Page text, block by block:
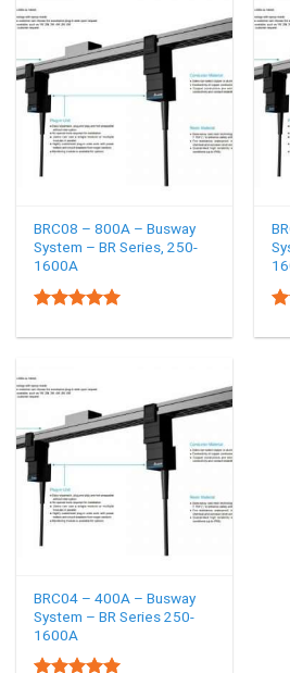
BRC08 – 800A – Busway
System – BR Series, 250-
1600A
out of 5
BRC04 – 400A – Busway
System – BR Series 250-
1600A